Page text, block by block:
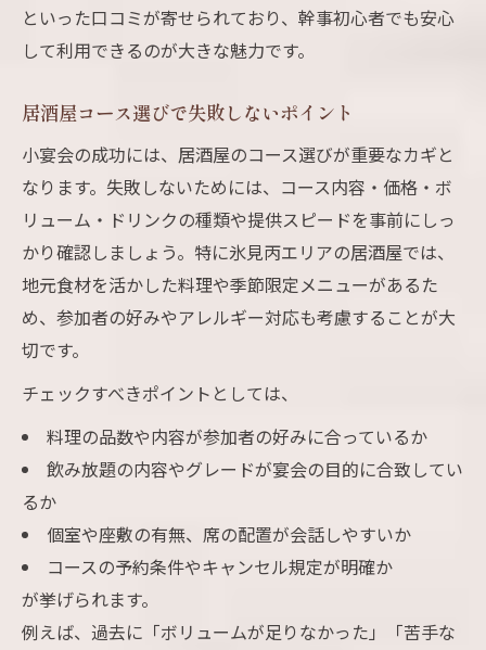
といった口コミが寄せられており、幹事初心者でも安心
して利用できるのが大きな魅力です。
居酒屋コース選びで失敗しないポイント
小宴会の成功には、居酒屋のコース選びが重要なカギと
なります。失敗しないためには、コース内容・価格・ボ
リューム・ドリンクの種類や提供スピードを事前にしっ
かり確認しましょう。特に氷見丙エリアの居酒屋では、
地元食材を活かした料理や季節限定メニューがあるた
め、参加者の好みやアレルギー対応も考慮することが大
切です。
チェックすべきポイントとしては、
料理の品数や内容が参加者の好みに合っているか
飲み放題の内容やグレードが宴会の目的に合致してい
るか
個室や座敷の有無、席の配置が会話しやすいか
コースの予約条件やキャンセル規定が明確か
が挙げられます。
例えば、過去に「ボリュームが足りなかった」「苦手な